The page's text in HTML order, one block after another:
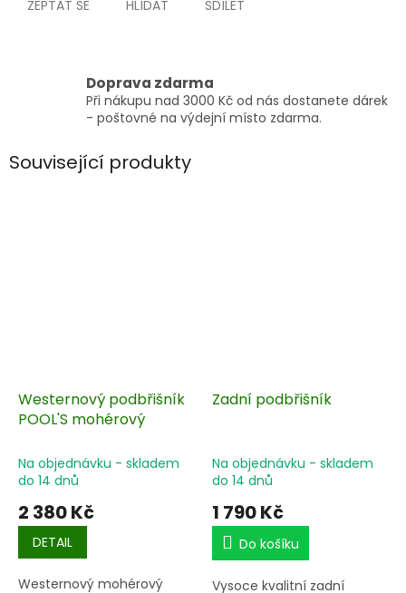
ZEPTAT SE HLÍDAT SDÍLET
Doprava zdarma
Při nákupu nad 3000 Kč od nás dostanete dárek
- poštovné na výdejní místo zdarma.
Související produkty
Westernový podbřišník
POOL'S mohérový
Na objednávku - skladem
do 14 dnů
2 380 Kč
DETAIL
Westernový mohérový
Zadní podbřišník
Na objednávku - skladem
do 14 dnů
1 790 Kč
Do košíku
Vysoce kvalitní zadní